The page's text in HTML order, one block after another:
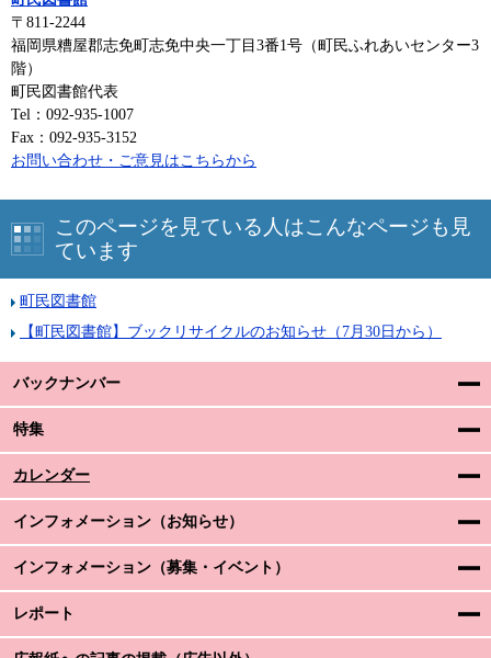
バックナンバー
特集
カレンダー
インフォメーション（お知らせ）
インフォメーション（募集・イベント）
レポート
〒811‐2244
福岡県糟屋郡志免町志免中央一丁目3番1号（町民ふれあいセンター3
階）
町民図書館代表
Tel：092-935-1007
Fax：092-935-3152
お問い合わせ・ご意見はこちらから
このページを見ている人はこんなページも見
ています
町民図書館
【町民図書館】ブックリサイクルのお知らせ（7月30日から）